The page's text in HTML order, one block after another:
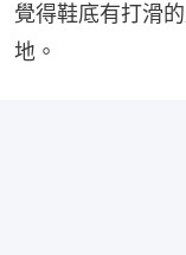
覺得鞋底有打滑
地。